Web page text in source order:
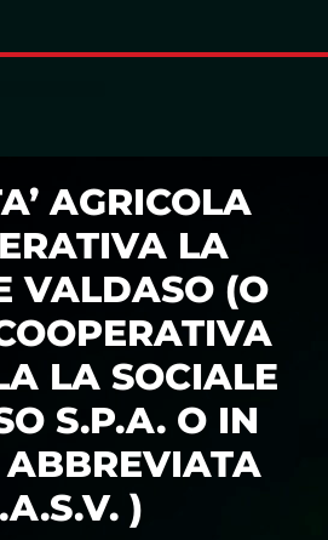
AGRICOLA
LA
VALDASO (O
LA SOCIALE
S.P.A. O IN
)